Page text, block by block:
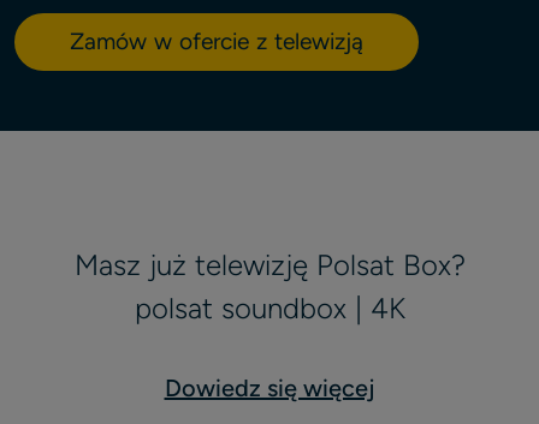
Zamów w ofercie z telewizją
Masz już telewizję Polsat Box?
polsat soundbox | 4K
Dowiedz się więcej